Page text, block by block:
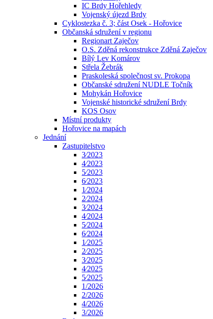
IC Brdy Hořehledy
Vojenský újezd Brdy
Cyklostezka č. 3; část Osek - Hořovice
Občanská sdružení v regionu
Regionart Zaječov
O.S. Zděná rekonstrukce Zděná Zaječov
Bílý Lev Komárov
Střela Žebrák
Praskoleská společnost sv. Prokopa
Občanské sdružení NUDLE Točník
Mohykán Hořovice
Vojenské historické sdružení Brdy
KOS Osov
Místní produkty
Hořovice na mapách
Jednání
Zastupitelstvo
3⁄2023
4⁄2023
5⁄2023
6⁄2023
1⁄2024
2⁄2024
3⁄2024
4⁄2024
5⁄2024
6⁄2024
1⁄2025
2⁄2025
3⁄2025
4⁄2025
5⁄2025
1/2026
2/2026
4/2026
3/2026